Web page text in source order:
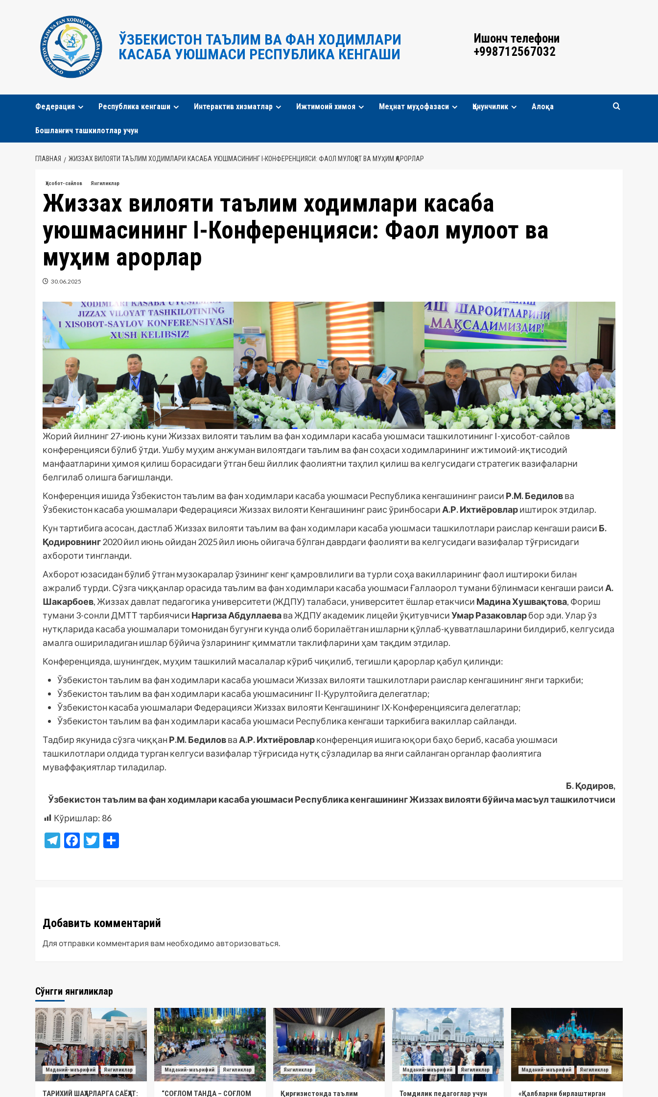
содержимому
ЎЗБЕКИСТОН ТАЪЛИМ ВА ФАН ХОДИМЛАРИ
КАСАБА УЮШМАСИ РЕСПУБЛИКА КЕНГАШИ
Ишонч телефони
+998712567032
Федерация Республика кенгаши Интерактив хизматлар Ижтимоий химоя Меҳнат муҳофазаси Қонунчилик Алоқа
Бошланғич ташкилотлар учун
ГЛАВНАЯ ЖИЗЗАХ ВИЛОЯТИ ТАЪЛИМ ХОДИМЛАРИ КАСАБА УЮШМАСИНИНГ I-КОНФЕРЕНЦИЯСИ: ФАОЛ МУЛОҚОТ ВА МУҲИМ ҚАРОРЛАР
Ҳисобот-сайлов Янгиликлар
Жиззах вилояти таълим ходимлари касаба
уюшмасининг I-Конференцияси: Фаол мулоқот ва
муҳим қарорлар
30.06.2025
Жорий йилнинг 27-июнь куни Жиззах вилояти таълим ва фан ходимлари касаба уюшмаси ташкилотининг I-ҳисобот-сайлов
конференцияси бўлиб ўтди. Ушбу муҳим анжуман вилоятдаги таълим ва фан соҳаси ходимларининг ижтимоий-иқтисодий
манфаатларини ҳимоя қилиш борасидаги ўтган беш йиллик фаолиятни таҳлил қилиш ва келгусидаги стратегик вазифаларни
белгилаб олишга бағишланди.
Конференция ишида Ўзбекистон таълим ва фан ходимлари касаба уюшмаси Республика кенгашининг раиси Р.М. Бедиловва
Ўзбекистон касаба уюшмалари Федерацияси Жиззах вилояти Кенгашининг раис ўринбосари А.Р. Ихтиёровлариштирок этдилар.
Кун тартибига асосан, дастлаб Жиззах вилояти таълим ва фан ходимлари касаба уюшмаси ташкилотлари раислар кенгаши раиси Б.
Қодировнинг2020 йил июнь ойидан 2025 йил июнь ойигача бўлган даврдаги фаолияти ва келгусидаги вазифалар тўғрисидаги
ахбороти тингланди.
Ахборот юзасидан бўлиб ўтган музокаралар ўзининг кенг қамровлилиги ва турли соҳа вакилларининг фаол иштироки билан
ажралиб турди. Сўзга чиққанлар орасида таълим ва фан ходимлари касаба уюшмаси Ғаллаорол тумани бўлинмаси кенгаши раиси А.
Шакарбоев, Жиззах давлат педагогика университети (ЖДПУ) талабаси, университет ёшлар етакчиси Мадина Хушвақтова, Фориш
тумани 3-сонли ДМТТ тарбиячиси Наргиза Абдуллаевава ЖДПУ академик лицейи ўқитувчисиУмар Разаковларбор эди. Улар ўз
нутқларида касаба уюшмалари томонидан бугунги кунда олиб борилаётган ишларни қўллаб-қувватлашларини билдириб, келгусида
амалга ошириладиган ишлар бўйича ўзларининг қимматли таклифларини ҳам тақдим этдилар.
Конференцияда, шунингдек, муҳим ташкилий масалалар кўриб чиқилиб, тегишли қарорлар қабул қилинди:
Ўзбекистон таълим ва фан ходимлари касаба уюшмаси Жиззах вилояти ташкилотлари раислар кенгашининг янги таркиби;
Ўзбекистон таълим ва фан ходимлари касаба уюшмасининг II-Қурултойига делегатлар;
Ўзбекистон касаба уюшмалари Федерацияси Жиззах вилояти Кенгашининг IX-Конференциясига делегатлар;
Ўзбекистон таълим ва фан ходимлари касаба уюшмаси Республика кенгаши таркибига вакиллар сайланди.
Тадбир якунида сўзга чиққан Р.М. Бедиловва А.Р. Ихтиёровларконференция ишига юқори баҳо бериб, касаба уюшмаси
ташкилотлари олдида турган келгуси вазифалар тўғрисида нутқ сўзладилар ва янги сайланган органлар фаолиятига
муваффақиятлар тиладилар.
Б. Қодиров,
Ўзбекистон таълим ва фан ходимлари касаба уюшмаси Республика кенгашининг Жиззах вилояти бўйича масъул ташкилотчиси
Кўришлар: 86
Telegram
Facebook
Twitter
Добавить комментарий
Для отправки комментария вам необходимо авторизоваться.
Сўнгги янгиликлар
Маданий-маърифий Янгиликлар
ТАРИХИЙ ШАҲАРЛАРГА САЁҲАТ:
Маданий-маърифий Янгиликлар
“СОҒЛОМ ТАНДА – СОҒЛОМ
Янгиликлар
Қирғизистонда таълим
Маданий-маърифий Янгиликлар
Томдилик педагоглар учун
Маданий-маърифий Янгиликлар
«Қалбларни бирлаштирган